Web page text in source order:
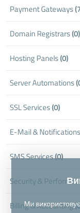
Payment Gateways
Domain Registrars(0)
Hosting Panels(0)
Server Automations
SSL Services(0)
E-Mail &
SMS Services(0)
Security &
Billing & Accounting
Ми